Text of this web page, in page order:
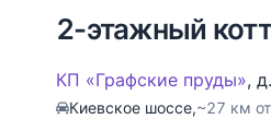
2-этажный
КП «Графские пруды»,
Киевское шоссе,~27 км